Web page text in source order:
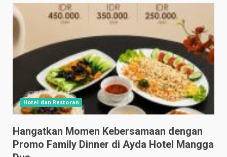
Hotel dan Restoran
Hangatkan Momen Kebersamaan dengan
Promo Family Dinner di Ayda Hotel Mangga